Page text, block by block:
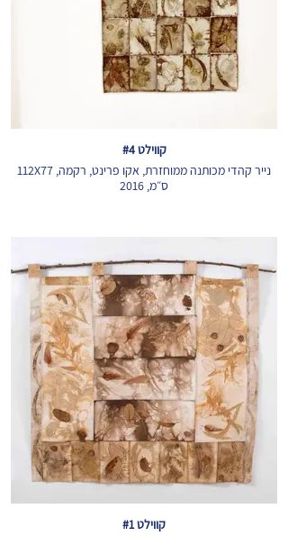
קווילט #4
נייר קהדי מכותנה ממוחזרת, אקו פרינט, רקמה, 112X77
ס״מ, 2016
קווילט #1